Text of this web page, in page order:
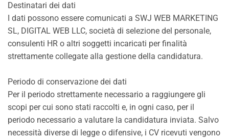
Destinatari dei dati
I dati possono essere comunicati a SWJ WEB MARKETING
SL, DIGITAL WEB LLC, società di selezione del personale,
consulenti HR o altri soggetti incaricati per finalità
strettamente collegate alla gestione della candidatura.
Periodo di conservazione dei dati
Per il periodo strettamente necessario a raggiungere gli
scopi per cui sono stati raccolti e, in ogni caso, per il
periodo necessario a valutare la candidatura inviata. Salvo
necessità diverse di legge o difensive, i CV ricevuti vengono